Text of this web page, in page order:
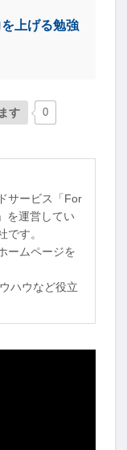
上げる勉強
す 0
サービス「For
を運営してい
です。
ームページを
ハウなど役立